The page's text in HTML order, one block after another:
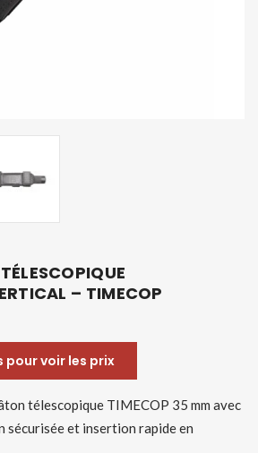
– TIMECOP
voir les prix
télescopique TIMECOP 35 mm avec
et insertion rapide en